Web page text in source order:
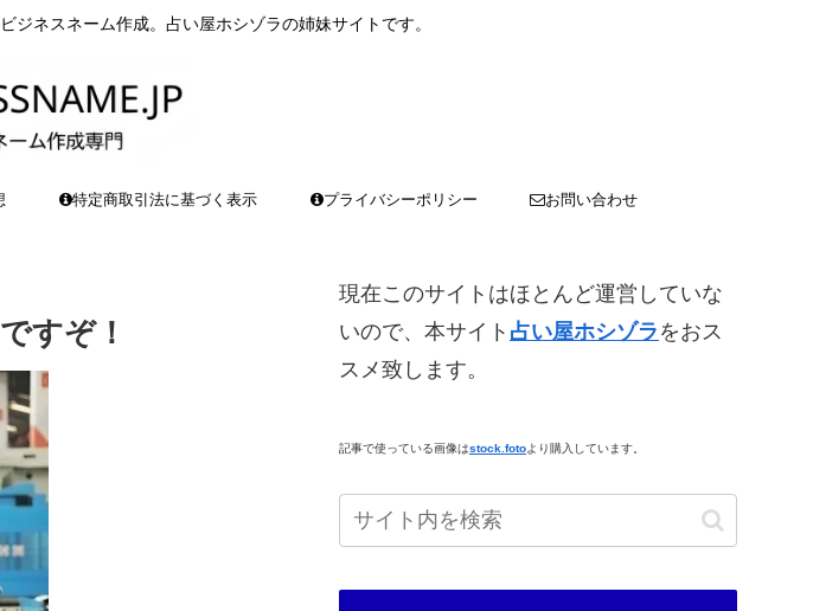
ネスネーム作成。占い屋ホシゾラの姉妹サイトです。
特定商取引法に基づく表示 プライバシーポリシー お問い合わせ
すぞ！
現在このサイトはほとんど運営していな
いので、本サイト 占い屋ホシゾラ をおス
スメ致します。
記事で使っている画像はstock.fotoより購入しています。